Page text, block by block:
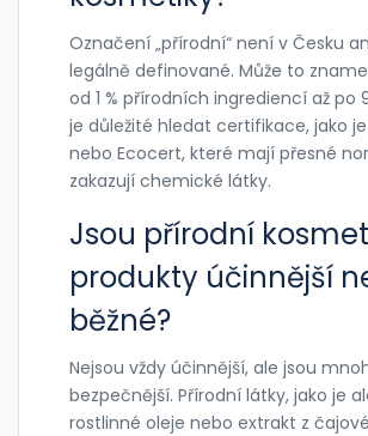
Označení „přírodní“ není v Česku
legálně definované. Může to
od 1 % přírodních ingrediencí až po
je důležité hledat certifikace, jako je
nebo Ecocert, které mají přesné
zakazují chemické látky.
Jsou přírodní
produkty účinnější
běžné?
Nejsou vždy účinnější, ale jsou
bezpečnější. Přírodní látky, jako je
rostlinné oleje nebo extrakt z